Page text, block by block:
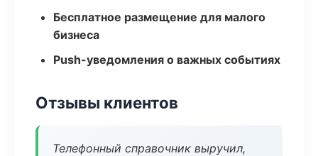
Бесплатное размещение для малого
бизнеса
Push-уведомления о важных событиях
Отзывы клиентов
Телефонный справочник выручил,